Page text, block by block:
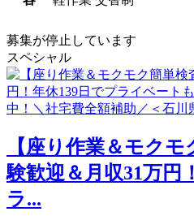
募集が停止しています
スペシャル
【座り作業＆モク
験歓迎＆月収31万円
ラ...